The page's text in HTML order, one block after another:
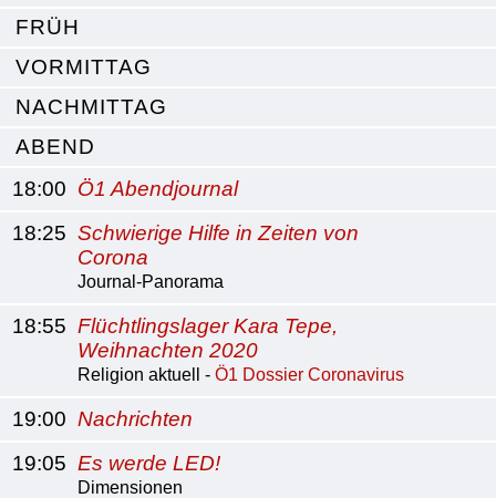
FRÜH
VORMITTAG
NACHMITTAG
ABEND
18:00 Ö1 Abendjournal
18:25 Schwierige Hilfe in Zeiten von
Corona
Journal-Panorama
18:55 Flüchtlingslager Kara Tepe,
Weihnachten 2020
Religion aktuell - Ö1 Dossier Coronavirus
19:00 Nachrichten
19:05 Es werde LED!
Dimensionen